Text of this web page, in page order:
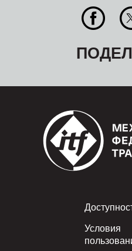
Footer
Условия